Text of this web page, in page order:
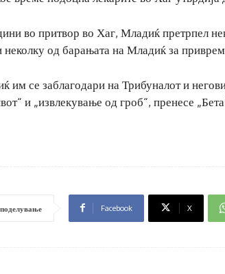
во притвор во Хаг, Младиќ претрпел
од барањата на Младиќ за
им се заблагодари на Трибуналот и
и „извлекување од гроб“, пренесе
Facebook X